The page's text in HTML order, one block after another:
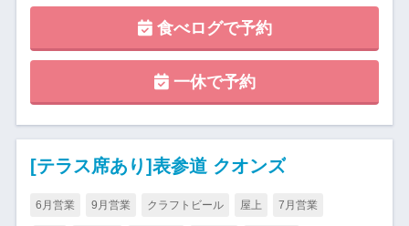
食べログで予約
一休で予約
[テラス席あり]表参道 クオンズ
6月営業 9月営業 クラフトビール 屋上 7月営業